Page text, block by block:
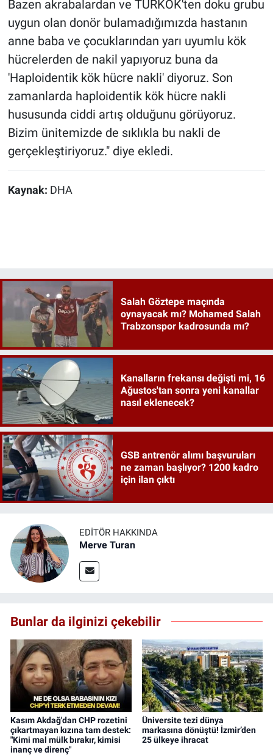
Bazen akrabalardan ve TÜRKÖK'ten doku grubu
uygun olan donör bulamadığımızda hastanın
anne baba ve çocuklarından yarı uyumlu kök
hücrelerden de nakil yapıyoruz buna da
'Haploidentik kök hücre nakli' diyoruz. Son
zamanlarda haploidentik kök hücre nakli
hususunda ciddi artış olduğunu görüyoruz.
Bizim ünitemizde de sıklıkla bu nakli de
gerçekleştiriyoruz." diye ekledi.
Kaynak: DHA
Salah Göztepe maçında
oynayacak mı? Mohamed Salah
Trabzonspor kadrosunda mı?
Kanalların frekansı değişti mi, 16
Ağustos'tan sonra yeni kanallar
nasıl eklenecek?
GSB antrenör alımı başvuruları
ne zaman başlıyor? 1200 kadro
için ilan çıktı
EDITÖR HAKKINDA
Merve Turan
Bunlar da ilginizi çekebilir
Kasım Akdağ'dan CHP rozetini
çıkartmayan kızına tam destek:
"Kimi mal mülk bırakır, kimisi
inanç ve direnç"
Üniversite tezi dünya
markasına dönüştü! İzmir’den
25 ülkeye ihracat